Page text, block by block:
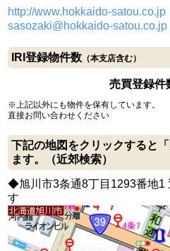
http://www.hokkaido-satou.co.jp
sasozaki@hokkaido-satou.co.jp
IRI登録物件数 （本支店含む）
売買登録件
※上記以外にも物件を保有しています。
直接お問い合わせください
下記の地図をクリックすると
ます。（近郊検索）
◆旭川市3条通8丁目1293番地1
す